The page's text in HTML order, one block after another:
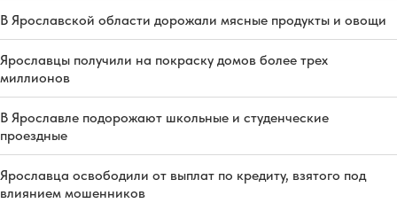
В Ярославской области дорожали мясные продукты и овощи
Ярославцы получили на покраску домов более трех
миллионов
В Ярославле подорожают школьные и студенческие
проездные
Ярославца освободили от выплат по кредиту, взятого под
влиянием мошенников